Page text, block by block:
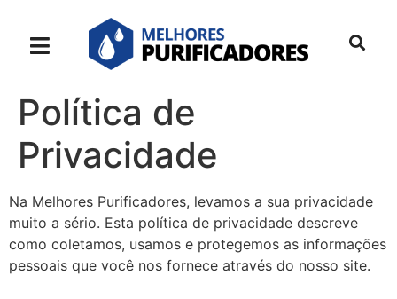
Política de
Privacidade
Na Melhores Purificadores, levamos a sua privacidade
muito a sério. Esta política de privacidade descreve
como coletamos, usamos e protegemos as informações
pessoais que você nos fornece através do nosso site.